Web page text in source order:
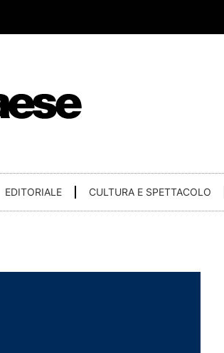
EDITORIALE CULTURA E SPETTACOLO